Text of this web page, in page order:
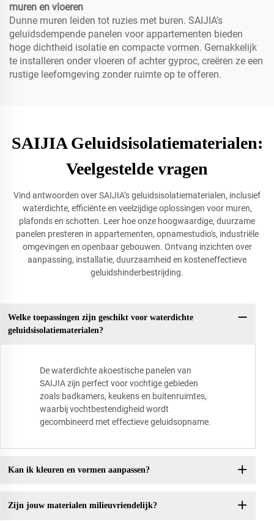
muren en vloeren
Dunne muren leiden tot ruzies met buren. SAIJIA’s
geluidsdempende panelen voor appartementen bieden
hoge dichtheid isolatie en compacte vormen. Gemakkelijk
te installeren onder vloeren of achter gyproc, creëren ze een
rustige leefomgeving zonder ruimte op te offeren.
SAIJIA Geluidsisolatiematerialen:
Veelgestelde vragen
Vind antwoorden over SAIJIA’s geluidsisolatiematerialen, inclusief
waterdichte, efficiënte en veelzijdige oplossingen voor muren,
plafonds en schotten. Leer hoe onze hoogwaardige, duurzame
panelen presteren in appartementen, opnamestudio's, industriële
omgevingen en openbaar gebouwen. Ontvang inzichten over
aanpassing, installatie, duurzaamheid en kosteneffectieve
geluidshinderbestrijding.
Welke toepassingen zijn geschikt voor waterdichte
geluidsisolatiematerialen?
De waterdichte akoestische panelen van
SAIJIA zijn perfect voor vochtige gebieden
zoals badkamers, keukens en buitenruimtes,
waarbij vochtbestendigheid wordt
gecombineerd met effectieve geluidsopname.
Kan ik kleuren en vormen aanpassen?
Zijn jouw materialen milieuvriendelijk?